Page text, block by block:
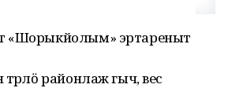
эртареныт
районлаж гыч, вес